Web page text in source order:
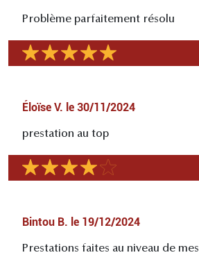
Problème parfaitement résolu
Éloïse V. le 30/11/2024
prestation au top
Bintou B. le 19/12/2024
Prestations faites au niveau de mes